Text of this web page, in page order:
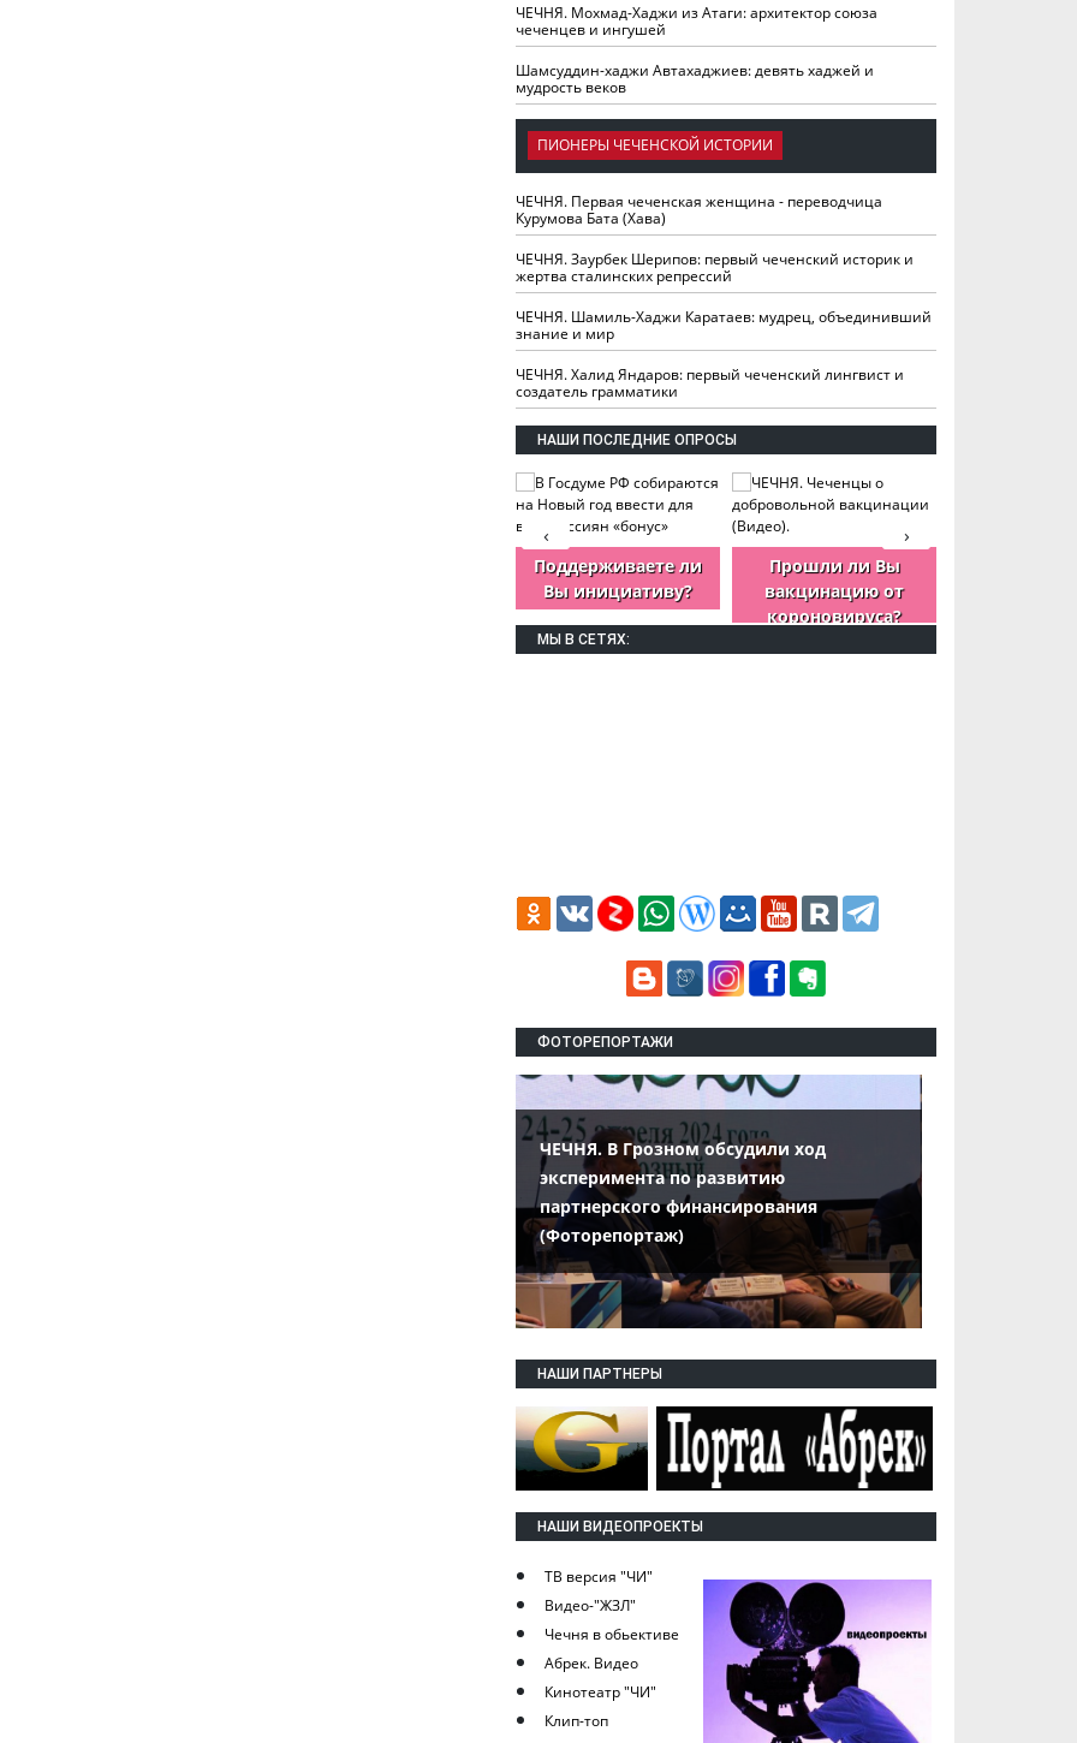
ЧЕЧНЯ. Мохмад-Хаджи из Атаги: архитектор союза
чеченцев и ингушей
Шамсуддин-хаджи Автахаджиев: девять хаджей и
мудрость веков
ПИОНЕРЫ ЧЕЧЕНСКОЙ ИСТОРИИ
ЧЕЧНЯ. Первая чеченская женщина - переводчица
Курумова Бата (Хава)
ЧЕЧНЯ. Заурбек Шерипов: первый чеченский историк и
жертва сталинских репрессий
ЧЕЧНЯ. Шамиль-Хаджи Каратаев: мудрец, объединивший
знание и мир
ЧЕЧНЯ. Халид Яндаров: первый чеченский лингвист и
создатель грамматики
НАШИ ПОСЛЕДНИЕ ОПРОСЫ
Поддерживаете ли
Вы инициативу?
Прошли ли Вы
вакцинацию от
короновируса?
›
‹
МЫ В СЕТЯХ:
ФОТОРЕПОРТАЖИ
ЧЕЧНЯ. В Грозном обсудили ход
эксперимента по развитию
партнерского финансирования
(Фоторепортаж)
НАШИ ПАРТНЕРЫ
НАШИ ВИДЕОПРОЕКТЫ
ТВ версия "ЧИ"
Видео-"ЖЗЛ"
Чечня в обьективе
Абрек. Видео
Кинотеатр "ЧИ"
Клип-топ